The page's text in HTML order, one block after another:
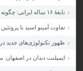
نابغهٔ ۱۶ ساله ایرانی: چگونه بنیامین فرجی به قلهٔ تنیس‌روی‌میز رسید؟
تفاوت آمینو اسید با
ظهور تکنولوژی‌های جدید در
ایمپلنت دندان در اصفهان: